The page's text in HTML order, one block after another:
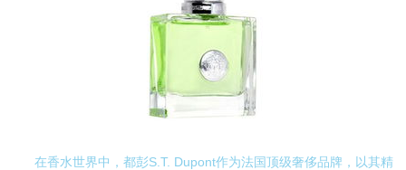
在香水世界中，都彭S.T. Dupont作为法国顶级奢侈品牌，以其精